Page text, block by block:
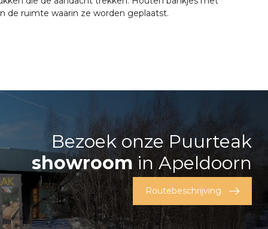
de ruimte waarin ze worden geplaatst.
Bezoek onze Puurteak
showroomin Apeldoorn
Routebeschrijving